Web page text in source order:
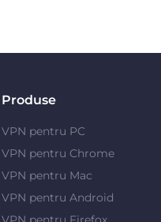
Produse
VPN pentru PC
VPN pentru Chrome
VPN pentru Mac
VPN pentru Android